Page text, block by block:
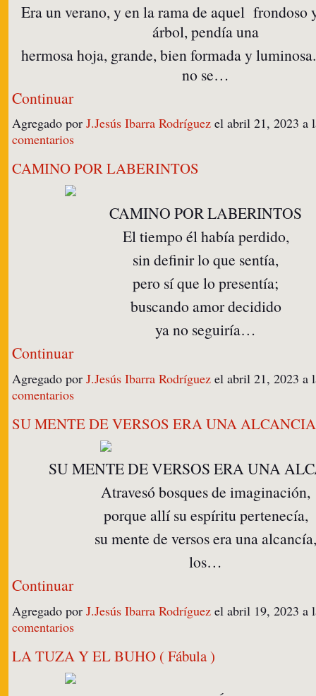
Era un verano, y en la rama de aquel frondoso
árbol, pendía una
hermosa hoja, grande, bien formada y
no se…
Continuar
Agregado por J.Jesús Ibarra Rodríguez el abril 21, 2023
comentarios
CAMINO POR LABERINTOS
CAMINO POR LABERINTOS
El tiempo él había perdido,
sin definir lo que sentía,
pero sí que lo presentía;
buscando amor decidido
ya no seguiría…
Continuar
Agregado por J.Jesús Ibarra Rodríguez el abril 21, 2023
comentarios
SU MENTE DE VERSOS ERA UNA ALCANCIA
SU MENTE DE VERSOS ERA UNA
Atravesó bosques de imaginación,
porque allí su espíritu pertenecía,
su mente de versos era una alcancía,
los…
Continuar
Agregado por J.Jesús Ibarra Rodríguez el abril 19, 2023
comentarios
LA TUZA Y EL BUHO ( Fábula )